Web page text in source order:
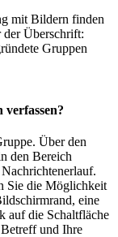
mit Bildern finden
Überschrift:
Gruppen
Über den
den Bereich
Sie die Möglichkeit
eine
auf die Schaltfläche
und Ihre